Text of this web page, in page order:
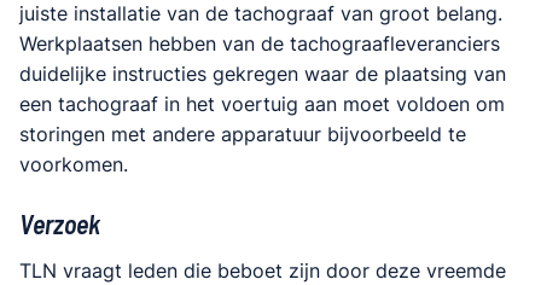
juiste installatie van de tachograaf van groot belang.
Werkplaatsen hebben van de tachograafleveranciers
duidelijke instructies gekregen waar de plaatsing van
een tachograaf in het voertuig aan moet voldoen om
storingen met andere apparatuur bijvoorbeeld te
voorkomen.
Verzoek
TLN vraagt leden die beboet zijn door deze vreemde